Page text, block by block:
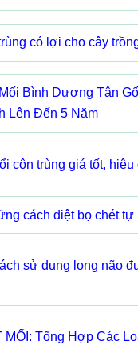
có lợi cho cây
Bình Dương Tận
Lên Đến 5 Năm
côn trùng giá tốt,
cách diệt bọ chét tự
sử dụng long não
MỐI: Tổng Hợp Các